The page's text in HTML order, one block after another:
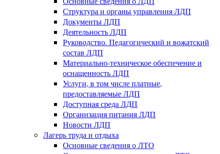
Структура и органы управления ЛДП
Документы ЛДП
Деятельность ЛДП
Руководство. Педагогический и вожатский
состав ЛДП
Материально-техническое обеспечение и
оснащенность ЛДП
Услуги, в том числе платные,
предоставляемые ЛДП
Доступная среда ЛДП
Организация питания ЛДП
Новости ЛДП
Лагерь труда и отдыха
Основные сведения о ЛТО